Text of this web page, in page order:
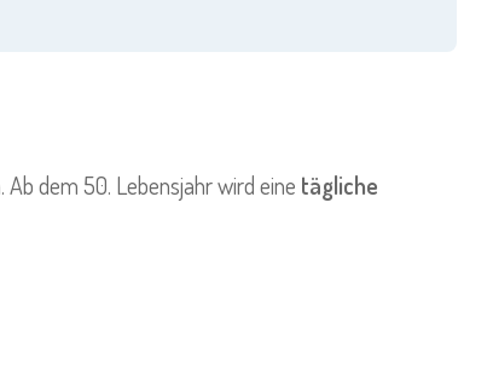
dem 50. Lebensjahr wird eine tägliche